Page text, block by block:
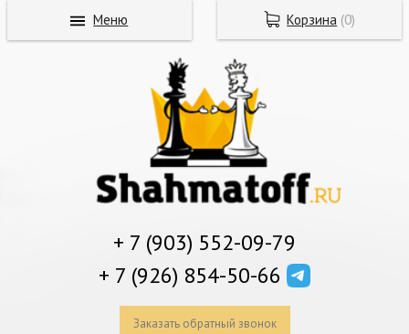
+ 7 (903) 552-09-79
+ 7 (926) 854-50-66
Заказать обратный звонок
Корзина (0)
Меню